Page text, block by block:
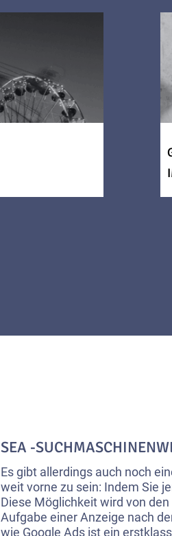
SEA -
Es gibt allerdings auch noch
weit vorne zu sein: Indem Sie
Diese Möglichkeit wird von
Aufgabe einer Anzeige nach
wie Google Ads ist ein